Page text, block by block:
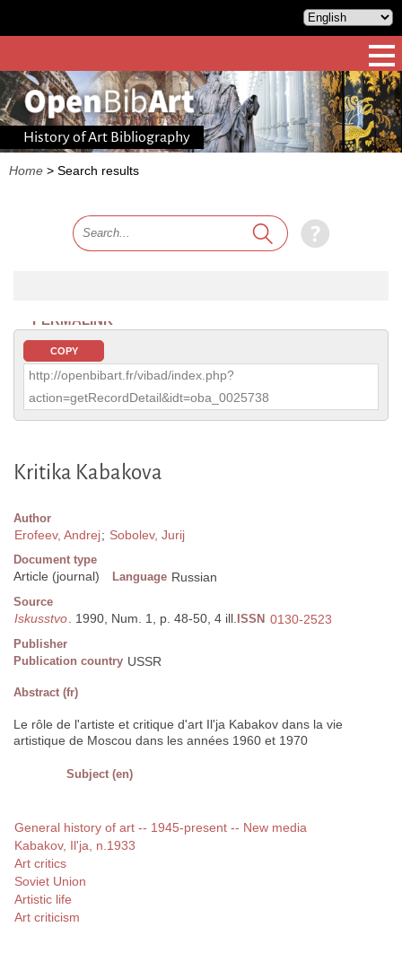
History of Art Bibliography
Home > Search results
PERMALINK
COPY
http://openbibart.fr/vibad/index.php?
action=getRecordDetail&idt=oba_0025738
Kritika Kabakova
Author
Erofeev, Andrej; Sobolev, Jurij
Document type
Article (journal) Language Russian
Source
Iskusstvo. 1990, Num. 1, p. 48-50, 4 ill. ISSN 0130-2523
Publisher
Publication country USSR
Abstract (fr)
Le rôle de l'artiste et critique d'art Il'ja Kabakov dans la vie
artistique de Moscou dans les années 1960 et 1970
Subject (en)
General history of art -- 1945-present -- New media
Kabakov, Il'ja, n.1933
Art critics
Soviet Union
Artistic life
Art criticism